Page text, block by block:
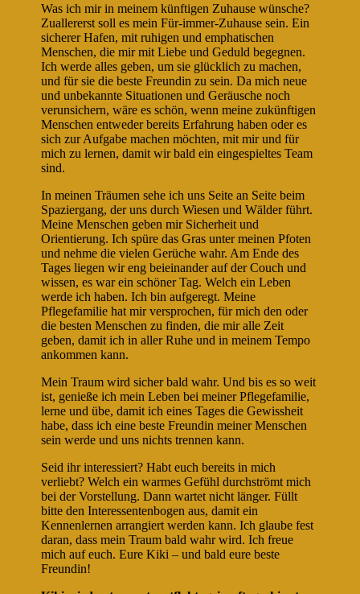
Was ich mir in meinem künftigen Zuhause wünsche?
Zuallererst soll es mein Für-immer-Zuhause sein. Ein
sicherer Hafen, mit ruhigen und emphatischen
Menschen, die mir mit Liebe und Geduld begegnen.
Ich werde alles geben, um sie glücklich zu machen,
und für sie die beste Freundin zu sein. Da mich neue
und unbekannte Situationen und Geräusche noch
verunsichern, wäre es schön, wenn meine zukünftigen
Menschen entweder bereits Erfahrung haben oder es
sich zur Aufgabe machen möchten, mit mir und für
mich zu lernen, damit wir bald ein eingespieltes Team
sind.
In meinen Träumen sehe ich uns Seite an Seite beim
Spaziergang, der uns durch Wiesen und Wälder führt.
Meine Menschen geben mir Sicherheit und
Orientierung. Ich spüre das Gras unter meinen Pfoten
und nehme die vielen Gerüche wahr. Am Ende des
Tages liegen wir eng beieinander auf der Couch und
wissen, es war ein schöner Tag. Welch ein Leben
werde ich haben. Ich bin aufgeregt. Meine
Pflegefamilie hat mir versprochen, für mich den oder
die besten Menschen zu finden, die mir alle Zeit
geben, damit ich in aller Ruhe und in meinem Tempo
ankommen kann.
Mein Traum wird sicher bald wahr. Und bis es so weit
ist, genieße ich mein Leben bei meiner Pflegefamilie,
lerne und übe, damit ich eines Tages die Gewissheit
habe, dass ich eine beste Freundin meiner Menschen
sein werde und uns nichts trennen kann.
Seid ihr interessiert? Habt euch bereits in mich
verliebt? Welch ein warmes Gefühl durchströmt mich
bei der Vorstellung. Dann wartet nicht länger. Füllt
bitte den Interessentenbogen aus, damit ein
Kennenlernen arrangiert werden kann. Ich glaube fest
daran, dass mein Traum bald wahr wird. Ich freue
mich auf euch. Eure Kiki – und bald eure beste
Freundin!